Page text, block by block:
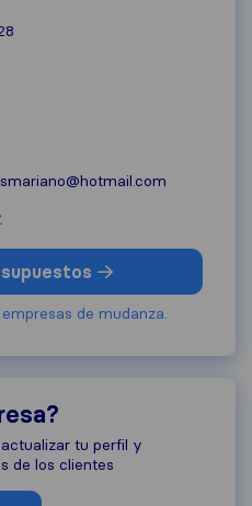
de mudanza.
tu perfil y
de los clientes